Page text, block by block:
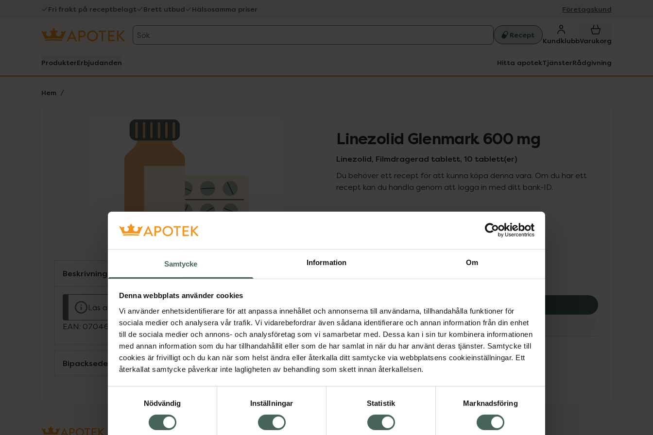
Samtycke Information Om
Denna webbplats använder cookies
Vi använder enhetsidentifierare för att anpassa innehållet och annonserna till användarna, tillhandahålla funktioner för
sociala medier och analysera vår trafik. Vi vidarebefordrar även sådana identifierare och annan information från din enhet
till de sociala medier och annons- och analysföretag som vi samarbetar med. Dessa kan i sin tur kombinera informationen
med annan information som du har tillhandahållit eller som de har samlat in när du har använt deras tjänster. Samtycke till
cookies är frivilligt och du kan när som helst ändra eller återkalla ditt samtycke via webbplatsens cookieinställningar. Ett
återkallat samtycke påverkar inte lagligheten av behandling som skett innan återkallelsen.
Nödvändig
Inställningar Statistik Marknadsföring
Fri frakt på receptbelagt Brett utbud Hälsosamma priser Företagskund
Sök Recept
KundklubbVarukorg
ProdukterErbjudanden Hitta apotekTjänsterRådgivning
Hem
Lista: . Innehåller 1 objekt. Linezolid Glenmark 600 mg
Linezolid, Filmdragerad tablett, 10 tablett(er)
Du behöver ett recept för att kunna köpa denna vara. Om du har ett
recept kan du handla genom att logga in med ditt bank-ID.
Pris med recept
Högkostnadsskyddet gäller
265,34 kr
I apotek:265,34 kr
Köp via ditt recept
Aktuella erbjudanden
Beskrivning
Läs alltid bipacksedeln innan användning.
EAN: 07046265196310
Bipacksedel från FASS Visa
Om recept och läkemedel